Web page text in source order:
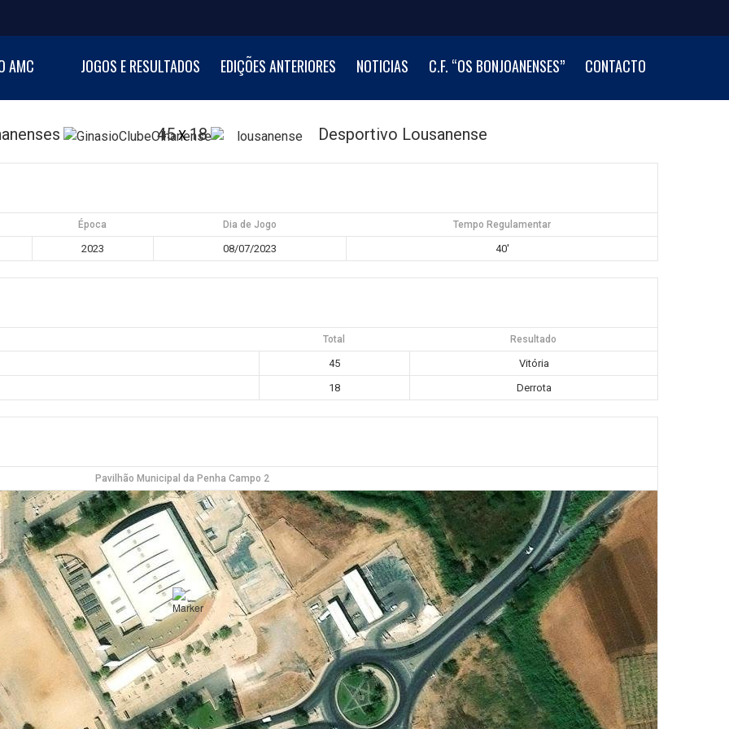
BASKETBALL CUP
de Minibasquetebol
AMC JOGOS E RESULTADOS EDIÇÕES ANTERIORES NOTICIAS C.F. “OS BONJOANENSES” CONTACTO
45X18 Desportivo Lousanense
Época Dia de Jogo Tempo Regulamentar
2023 08/07/2023 40'
Total Resultado
45
Vitória
18 Derrota
Pavilhão Municipal da Penha Campo 2